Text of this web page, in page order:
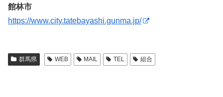
館林市
https://www.city.tatebayashi.gunma.jp/
群馬県 WEB MAIL TEL 組合